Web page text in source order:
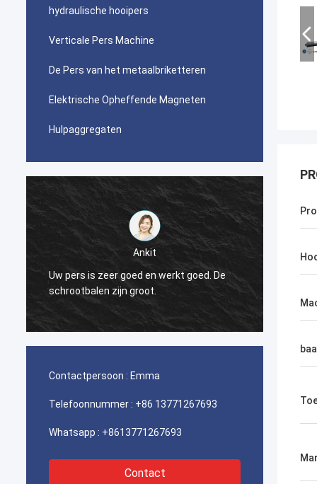
hydraulische hooipers
Verticale Pers Machine
De Pers van het metaalbriketteren
Elektrische Opheffende Magneten
Hulpaggregaten
Ankit
Uw pers is zeer goed en werkt goed. De
schrootbalen zijn groot.
Contactpersoon : Emma
Telefoonnummer : +86 13771267693
Whatsapp : +8613771267693
Contact